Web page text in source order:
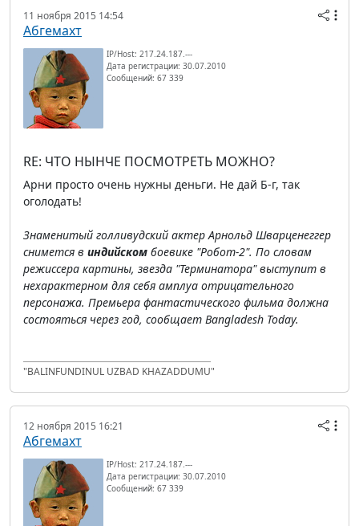
11 ноября 2015 14:54
Абгемахт
IP/Host: 217.24.187.---
Дата регистрации: 30.07.2010
Сообщений: 67 339
RE: ЧТО НЫНЧЕ ПОСМОТРЕТЬ МОЖНО?
Арни просто очень нужны деньги. Не дай Б-г, так
оголодать!
Знаменитый голливудский актер Арнольд Шварценеггер
снимется в индийском боевике "Робот-2". По словам
режиссера картины, звезда "Терминатора" выступит в
нехарактерном для себя амплуа отрицательного
персонажа. Премьера фантастического фильма должна
состояться через год, сообщает Bangladesh Today.
"BALINFUNDINUL UZBAD KHAZADDUMU"
12 ноября 2015 16:21
Абгемахт
IP/Host: 217.24.187.---
Дата регистрации: 30.07.2010
Сообщений: 67 339